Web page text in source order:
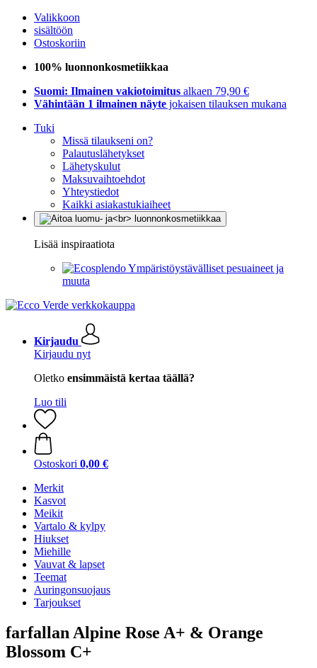
Valikkoon
sisältöön
Ostoskoriin
100% luonnonkosmetiikkaa
Suomi: Ilmainen vakiotoimitus alkaen 79,90 €
Vähintään 1 ilmainen näyte jokaisen tilauksen mukana
Tuki
Missä tilaukseni on?
Palautuslähetykset
Lähetyskulut
Maksuvaihtoehdot
Yhteystiedot
Kaikki asiakastukiaiheet
Lisää inspiraatiota
Ympäristöystävälliset pesuaineet ja
muuta
Kirjaudu
Kirjaudu nyt
Oletko ensimmäistä kertaa täällä?
Luo tili
Ostoskori 0,00 €
Merkit
Kasvot
Meikit
Vartalo & kylpy
Hiukset
Miehille
Vauvat & lapset
Teemat
Auringonsuojaus
Tarjoukset
farfallan Alpine Rose A+ & Orange
Blossom C+